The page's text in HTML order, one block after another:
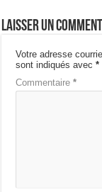
Laisser un
Votre adresse
sont indiqués avec*
Commentaire*